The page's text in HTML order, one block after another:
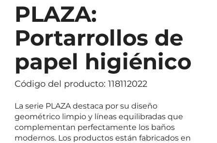
PLAZA:
Portarrollos de
papel higiénico
Código del producto: 118112022
La serie PLAZA destaca por su diseño
geométrico limpio y líneas equilibradas que
complementan perfectamente los baños
modernos. Los productos están fabricados en